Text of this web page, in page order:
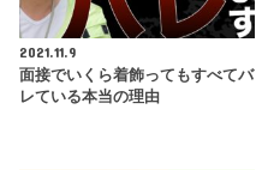
2021.11.9
面接でいくら着飾ってもすべてバ
レている本当の理由